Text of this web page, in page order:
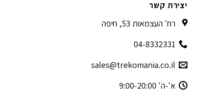
יצירת קשר
רח' העצמאות 53, חיפה
04-8332331
sales@trekomania.co.il
א'-ה' 9:00-20:00